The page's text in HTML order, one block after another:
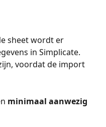
sheet wordt er
in Simplicate.
voordat de import
minimaal aanwezig